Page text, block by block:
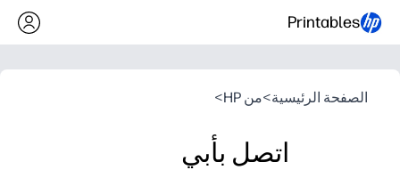
Printables
الصفحة الرئيسية>من HP >
اتصل بأبي